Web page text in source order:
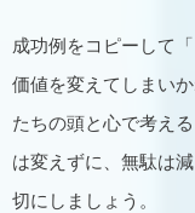
成功例をコピーして
価値を変えてしまい
たちの頭と心で考え
は変えずに、無駄は
切にしましょう。